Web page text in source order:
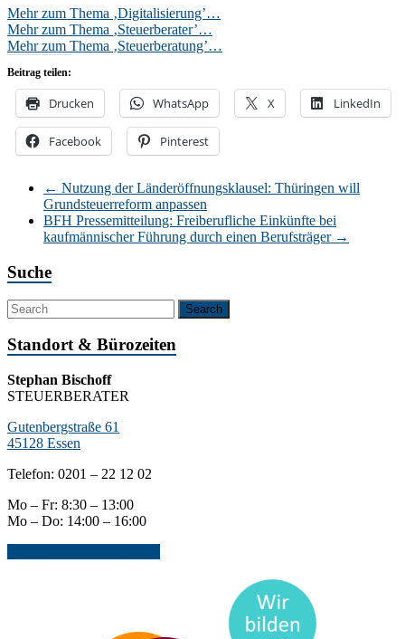
Mehr zum Thema ‚Digitalisierung’…
Mehr zum Thema ‚Steuerberater’…
Mehr zum Thema ‚Steuerberatung’…
Beitrag teilen:
Drucken WhatsApp X LinkedIn
Facebook Pinterest
← Nutzung der Länderöffnungsklausel: Thüringen will
Grundsteuerreform anpassen
BFH Pressemitteilung: Freiberufliche Einkünfte bei
kaufmännischer Führung durch einen Berufsträger →
Suche
Standort & Bürozeiten
Stephan Bischoff
STEUERBERATER
Gutenbergstraße 61
45128 Essen
Telefon: 0201 – 22 12 02
Mo – Fr: 8:30 – 13:00
Mo – Do: 14:00 – 16:00